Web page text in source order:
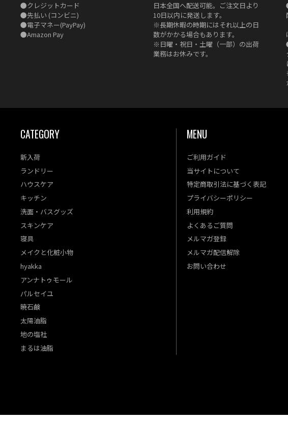
●クレジットカード
●先払い (コンビニ)
●電子マネー(PayPay)
●Amazon Pay
日本全国へ配送可能。ご注文日より
10日以内に発送します。
※長期休暇の時期にはそれ以上の日
数がかかる場合もあります。
※日曜・祝日・土曜（一部）の出荷
業務はお休みです。
CATEGORY
新入荷
ランドリー
ハウスケア
キッチン
洗面・バスグッズ
スキンケア
寝具
メイクと化粧小物
hyakka
アンナトゥモール
パルセイユ
暁石鹸
太陽油脂
地の塩社
まるは油脂
MENU
ご利用ガイド
当サイトについて
特定商取引法に基づく表記
プライバシーポリシー
利用規約
よくあるご質問
メルマガ登録
メルマガ配信解除
お問い合わせ